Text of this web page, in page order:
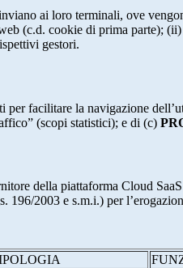
ai loro terminali, ove
(c.d. cookie di prima parte);
gestori.
facilitare la navigazione
(scopi statistici); e di (c)
della piattaforma Cloud
2003 e s.m.i.) per